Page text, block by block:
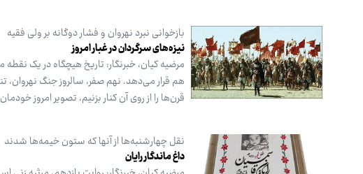
بازخوانی نبرد نهروان و فشار دوگانه بر ولی فقیه
نیزه‌های سرگردان در غبار امروز
مرضیه کیان، خبرنگار: تاریخ هیچگاه در یک
هم قرار می‌دهد. نهم صفر، سالروز جنگ نهروان،
قرن‌ها را از روی آن کنار بزنیم، تصویر امروز
نقل چهارشنبه‌ها از آنها که ستون خیمه‌ها شدند
داغ ماندگار رایان